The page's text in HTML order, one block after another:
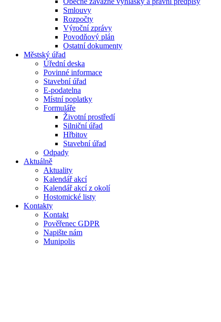
Smlouvy
Rozpočty
Výroční zprávy
Povodňový plán
Ostatní dokumenty
Městský úřad
Úřední deska
Povinné informace
Stavební úřad
E-podatelna
Místní poplatky
Formuláře
Životní prostředí
Silniční úřad
Hřbitov
Stavební úřad
Odpady
Aktuálně
Aktuality
Kalendář akcí
Kalendář akcí z okolí
Hostomické listy
Kontakty
Kontakt
Pověřenec GDPR
Napište nám
Munipolis